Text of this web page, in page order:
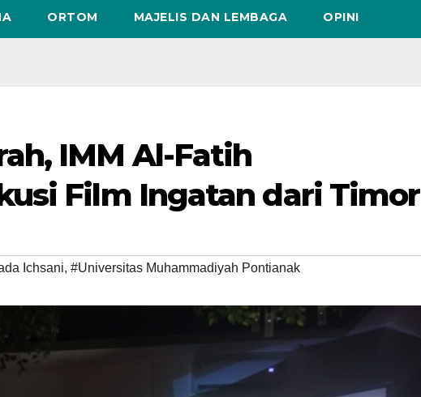
ORTOM MAJELIS DAN LEMBAGA OPINI
IMM Al-Fatih
Film Ingatan dari Timor
Ichsani, #Universitas Muhammadiyah Pontianak